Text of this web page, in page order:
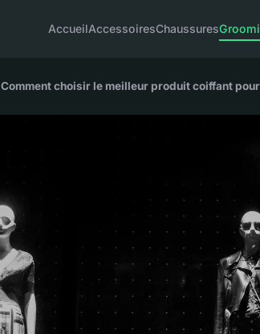
AccueilAccessoiresChaussures
Comment choisir le meilleur produit coiffant